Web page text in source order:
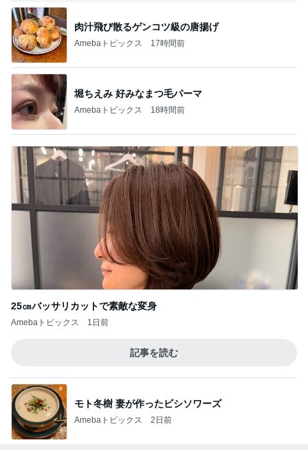
肉汁飛び散るゲンコツ級の唐揚げ
Amebaトピックス 17時間前
堀ちえみ 好みなまつ毛パーマ
Amebaトピックス 18時間前
25㎝バッサリカットで素敵な変身
Amebaトピックス 1日前
記事を読む
モト冬樹 妻が作ったビシソワーズ
Amebaトピックス 2日前